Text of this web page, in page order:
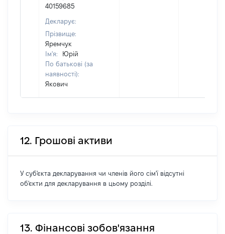
40159685
Декларує:
Прізвище:
Яремчук
Ім'я:
Юрій
По батькові (за
наявності):
Якович
12. Грошові активи
У суб'єкта декларування чи членів його сім'ї відсутні
об'єкти для декларування в цьому розділі.
13. Фінансові зобов'язання